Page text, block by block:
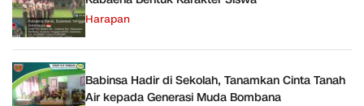
Harapan
Babinsa Hadir di Sekolah, Tanamkan Cinta Tanah
Air kepada Generasi Muda Bombana